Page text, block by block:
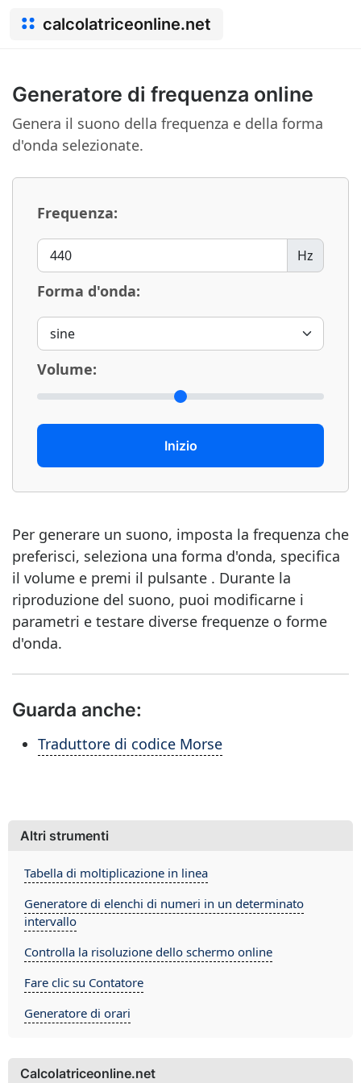
calcolatriceonline.net
Generatore di frequenza online
Genera il suono della frequenza e della forma
d'onda selezionate.
Frequenza:
Hz
Forma d'onda:
Volume:
Inizio
Per generare un suono, imposta la frequenza che
preferisci, seleziona una forma d'onda, specifica
il volume e premi il pulsante . Durante la
riproduzione del suono, puoi modificarne i
parametri e testare diverse frequenze o forme
d'onda.
Guarda anche:
Traduttore di codice Morse
Altri strumenti
Tabella di moltiplicazione in linea
Generatore di elenchi di numeri in un determinato
intervallo
Controlla la risoluzione dello schermo online
Fare clic su Contatore
Generatore di orari
Calcolatriceonline.net